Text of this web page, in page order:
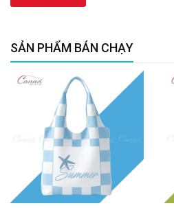
SẢN PHẨM BÁN CHẠY